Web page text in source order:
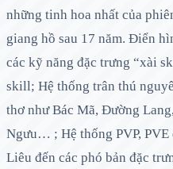
những tinh hoa nhất của
giang hồ sau 17 năm. Điển
các kỹ năng đặc trưng “xài
skill; Hệ thống trân thú
thơ như Bác Mã, Đường
Ngưu… ; Hệ thống PVP, PVE
Liêu đến các phó bản đặc